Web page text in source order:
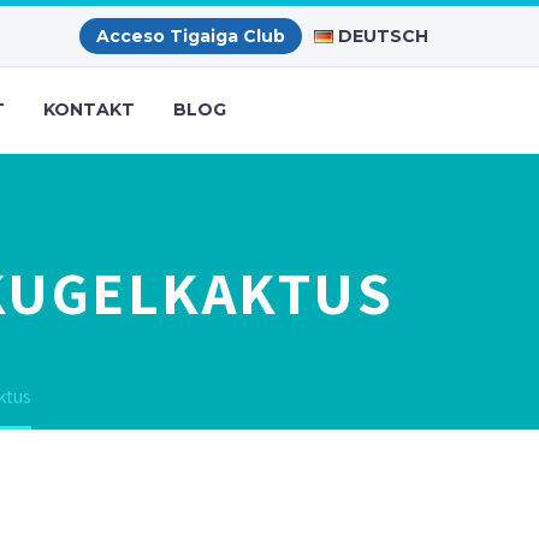
Acceso Tigaiga Club DEUTSCH
KONTAKT BLOG